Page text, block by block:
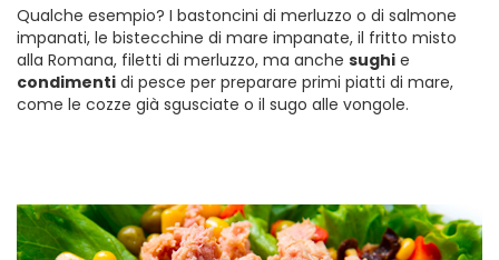
Qualche esempio? I bastoncini di merluzzo o di salmone
impanati, le bistecchine di mare impanate, il fritto misto
alla Romana, filetti di merluzzo, ma anche sughi e
condimenti di pesce per preparare primi piatti di mare,
come le cozze già sgusciate o il sugo alle vongole.